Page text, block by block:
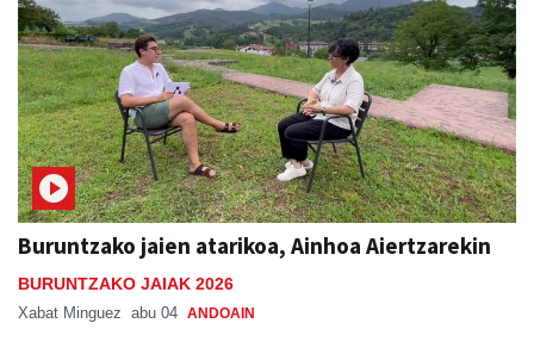
Buruntzako jaien atarikoa, Ainhoa Aiertzarekin
BURUNTZAKO JAIAK 2026
Xabat Minguez abu 04 ANDOAIN